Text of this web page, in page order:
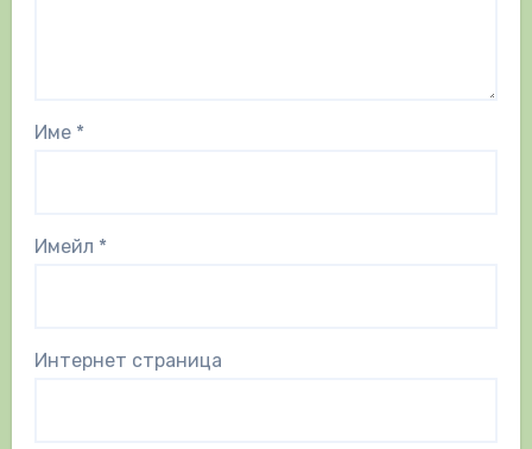
Име *
Имейл *
Интернет страница